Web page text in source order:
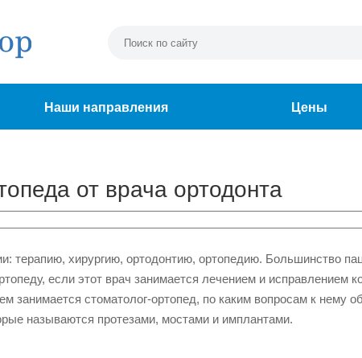
Наши направления Цены
от врача ортодонта
терапию, хирургию, ортодонтию, ортопедию. Большинство
если этот врач занимается лечением и исправлением
занимается стоматолог-ортопед, по каким вопросам к нему
называются протезами, мостами и имплантами.